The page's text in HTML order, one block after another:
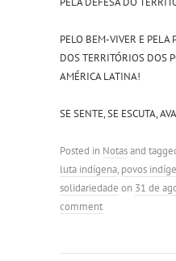
PELO BEM-VIVER E PELA
DOS TERRITÓRIOS DOS
AMÉRICA LATINA!
SE SENTE, SE ESCUTA,
Posted in Notasand
luta indígena, povos
solidariedade on 31 de
comment